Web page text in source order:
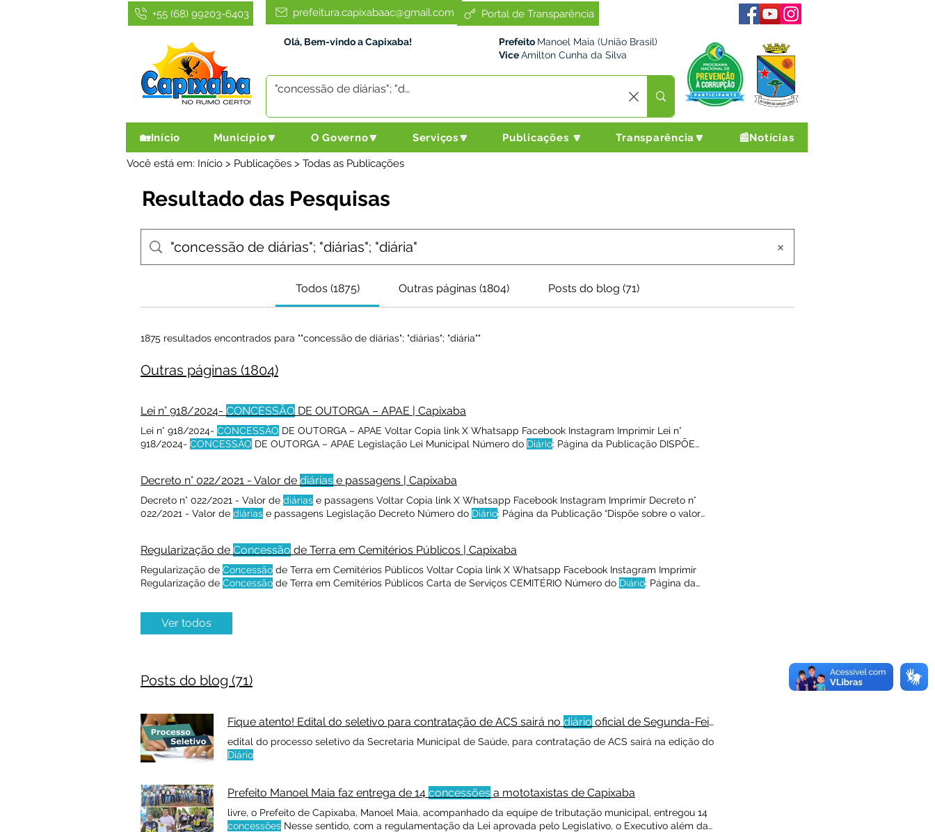
Portal de Transparência
prefeitura.capixabaac@gmail.com
+55 (68) 99203-6403
Olá, Bem-vindo a Capixaba! Prefeito Manoel Maia (União Brasil)
ViceAmilton Cunha da Silva
🏡Início Município🔽 O Governo🔽 Serviços🔽 Publicações 🔽 Transparência🔽 📰Notícias
Você está em: Início > Publicações > Todas as Publicações
Resultado das Pesquisas
Todos (1875) Outras páginas (1804) Posts do blog (71)
1875 resultados encontrados para ""concessão de diárias"; "diárias"; "diária""
Outras páginas (1804)
Lei n° 918/2024- CONCESSÃO DE OUTORGA – APAE | Capixaba
Lei n° 918/2024- CONCESSÃO DE OUTORGA – APAE Voltar Copia link X Whatsapp Facebook Instagram Imprimir Lei n°
918/2024- CONCESSÃO DE OUTORGA – APAE Legislação Lei Municipal Número do Diário: Página da Publicação DISPÕE
Decreto n° 022/2021 - Valor de diárias e passagens | Capixaba
Decreto n° 022/2021 - Valor de diárias e passagens Voltar Copia link X Whatsapp Facebook Instagram Imprimir Decreto n°
022/2021 - Valor de diárias e passagens Legislação Decreto Número do Diário: Página da Publicação “Dispõe sobre o valor
publicado noDiárioOficial, mas facilita a pesquisa para localizar
Regularização de Concessão de Terra em Cemitérios Públicos | Capixaba
Regularização de Concessão de Terra em Cemitérios Públicos Voltar Copia link X Whatsapp Facebook Instagram Imprimir
Regularização de Concessão de Terra em Cemitérios Públicos Carta de Serviços CEMITÉRIO Número do Diário: Página da
substitui o publicado no
Ver todos
Posts do blog (71)
Fique atento! Edital do seletivo para contratação de ACS sairá no diário oficial de Segunda-Feira
edital do processo seletivo da Secretaria Municipal de Saúde, para contratação de ACS sairá na edição do
Diário
Prefeito Manoel Maia faz entrega de 14 concessões a mototaxistas de Capixaba
livre, o Prefeito de Capixaba, Manoel Maia, acompanhado da equipe de tributação municipal, entregou 14
concessões Nesse sentido, com a regulamentação da Lei aprovada pelo Legislativo, o Executivo além das